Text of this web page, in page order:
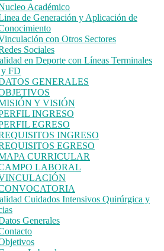
Académico
de Generación y Aplicación de
con Otros Sectores
Sociales
en Deporte con Líneas Terminales
FD
GENERALES
Y VISIÓN
INGRESO
EGRESO
INGRESO
EGRESO
CURRICULAR
LABORAL
Cuidados Intensivos Quirúrgica y
Generales